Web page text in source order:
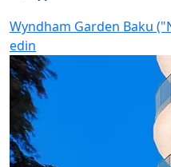
Wyndham Garden Baku
edin